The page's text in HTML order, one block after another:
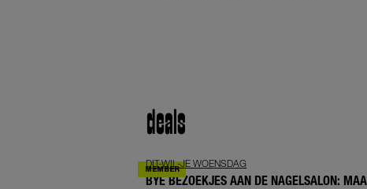
deals
DIT-WIL-JE WOENSDAG
BYE BEZOEKJES AAN DE NAGELSALON: